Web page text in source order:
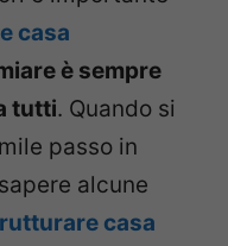
casa
è sempre
tutti. Quando si
passo in
alcune
casa